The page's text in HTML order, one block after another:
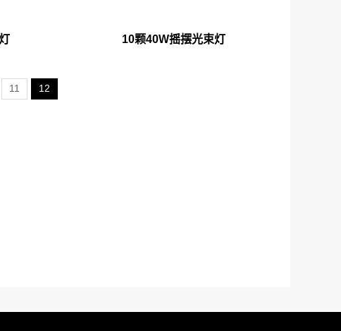
10颗40W摇摆光束灯
11 12